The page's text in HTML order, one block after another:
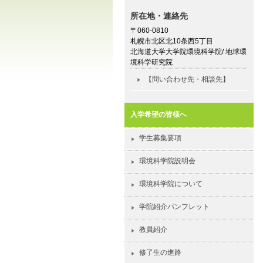
所在地・連絡先
〒060-0810
札幌市北区北10条西5丁目
北海道大学大学院環境科学院/ 地球環
境科学研究院
【問い合わせ先・相談先】
入学希望の皆様へ
学生募集要項
環境科学院説明会
環境科学院について
学院紹介パンフレット
教員紹介
修了生の進路